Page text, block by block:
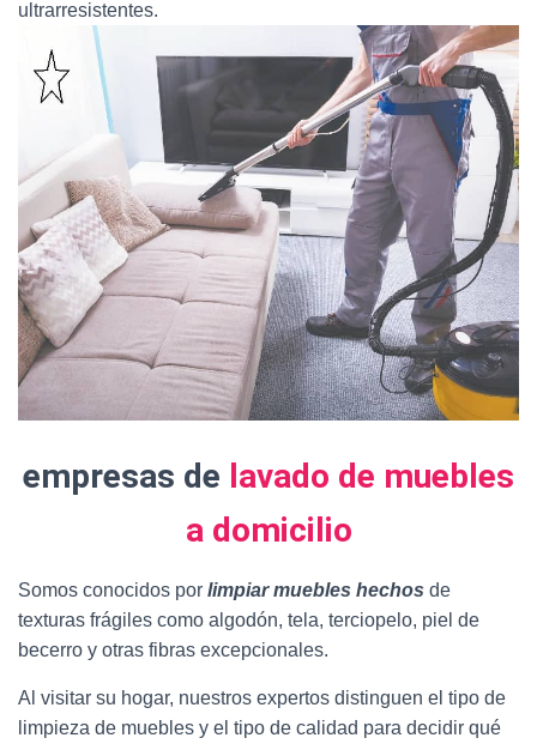
ultrarresistentes.
empresas de lavado de muebles
a domicilio
Somos conocidos por limpiar muebles hechos de
texturas frágiles como algodón, tela, terciopelo, piel de
becerro y otras fibras excepcionales.
Al visitar su hogar, nuestros expertos distinguen el tipo de
limpieza de muebles y el tipo de calidad para decidir qué